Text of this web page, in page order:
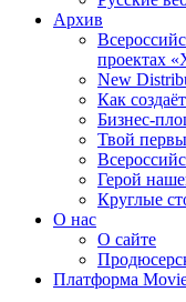
Архив
проектах
New
Как
Бизнес-
Твой
Герой
Круглые
О нас
О сайте
Платформа